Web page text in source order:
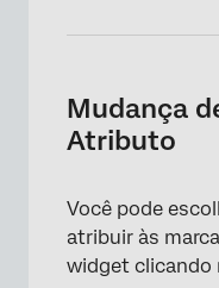
Mudança
Atributo
Você pode
atribuir às
widget clicando